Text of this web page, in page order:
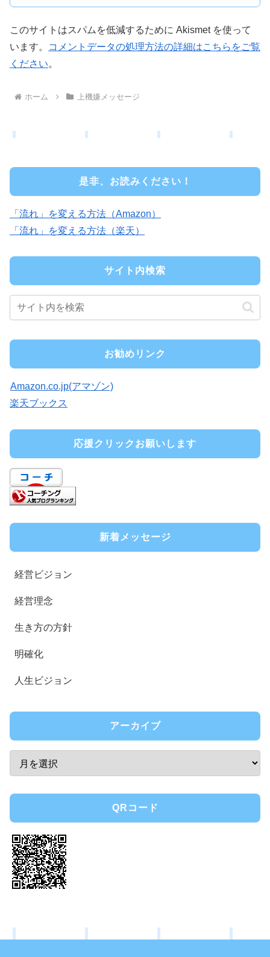
このサイトはスパムを低減するために Akismet を使って
います。
コメントデータの処理方法の詳細はこちらをご覧
ください。
ホーム 上機嫌メッセージ
是非、お読みください！
「流れ」を変える方法（Amazon）
「流れ」を変える方法（楽天）
サイト内検索
お勧めリンク
Amazon.co.jp(アマゾン)
楽天ブックス
応援クリックお願いします
新着メッセージ
経営ビジョン
経営理念
生き方の方針
明確化
人生ビジョン
アーカイブ
QRコード